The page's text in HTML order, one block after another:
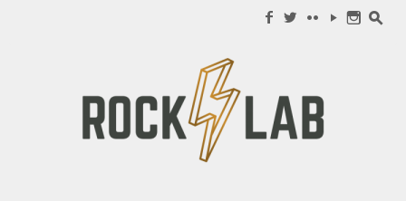
f w c y n s